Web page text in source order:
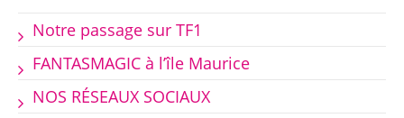
Notre passage sur TF1
FANTASMAGIC à l’île Maurice
NOS RÉSEAUX SOCIAUX